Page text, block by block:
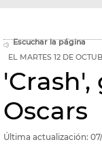
Escuchar la página
EL MARTES 12 DE
Oscars
Última actualización: